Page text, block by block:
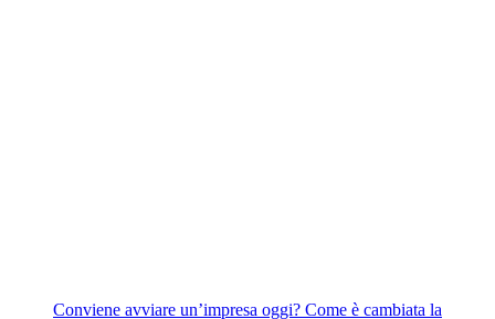
Conviene avviare un’impresa oggi? Come è cambiata la